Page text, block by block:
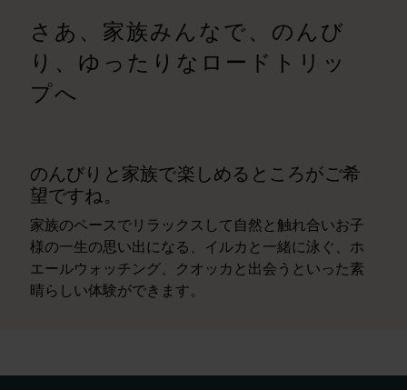
さあ、家族みんなで、のんび
り、ゆったりなロードトリッ
プへ
のんびりと家族で楽しめるところがご希
望ですね。
家族のペースでリラックスして自然と触れ合いお子
様の一生の思い出になる、イルカと一緒に泳ぐ、ホ
エールウォッチング、クオッカと出会うといった素
晴らしい体験ができます。